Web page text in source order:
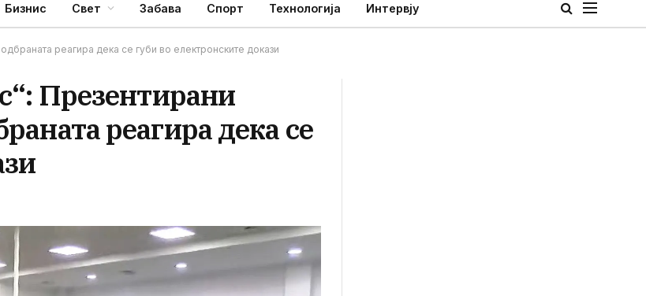
Бизнис Свет Забава Спорт Технологија Интервју
реагира дека се губи во електронските докази
Презентирани
реагира дека се